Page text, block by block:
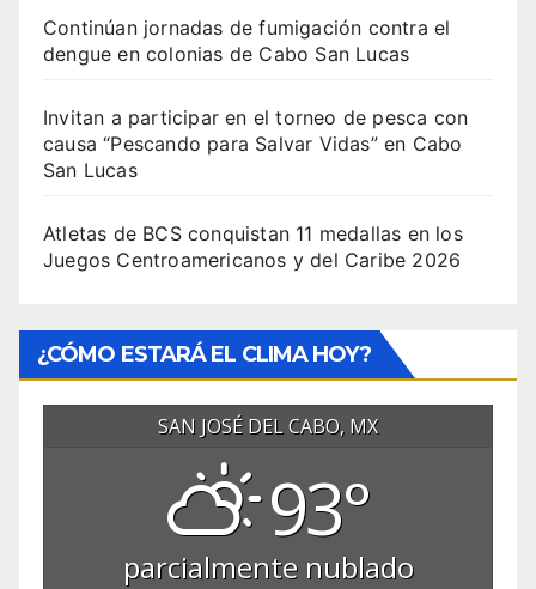
Continúan jornadas de fumigación contra el
dengue en colonias de Cabo San Lucas
Invitan a participar en el torneo de pesca con
causa “Pescando para Salvar Vidas” en Cabo
San Lucas
Atletas de BCS conquistan 11 medallas en los
Juegos Centroamericanos y del Caribe 2026
¿CÓMO ESTARÁ EL CLIMA HOY?
SAN JOSÉ DEL CABO, MX
93°
parcialmente nublado